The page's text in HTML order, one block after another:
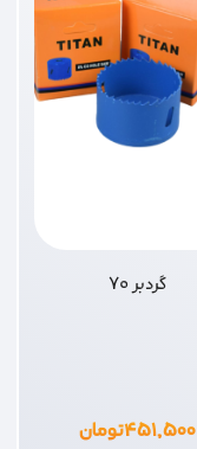
گردبر 70
۴۵۱,۵۰۰تومان